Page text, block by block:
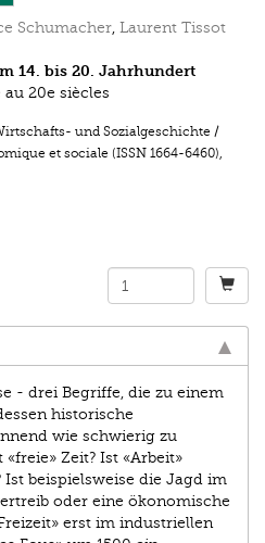
Schumacher, Laurent Tissot
14. bis 20. Jahrhundert
20e siècles
und Sozialgeschichte /
et sociale (ISSN 1664-6460),
- drei Begriffe, die zu einem
historische
wie schwierig zu
Zeit? Ist «Arbeit»
beispielsweise die Jagd im
oder eine ökonomische
erst im industriellen